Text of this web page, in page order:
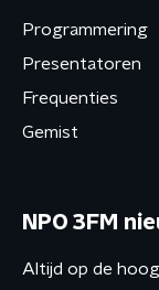
Programmering
Presentatoren
Frequenties
Gemist
NPO 3FM
Altijd op de